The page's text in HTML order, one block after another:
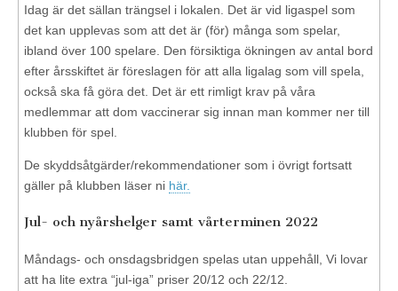
Idag är det sällan trängsel i lokalen. Det är vid ligaspel som
det kan upplevas som att det är (för) många som spelar,
ibland över 100 spelare. Den försiktiga ökningen av antal bord
efter årsskiftet är föreslagen för att alla ligalag som vill spela,
också ska få göra det. Det är ett rimligt krav på våra
medlemmar att dom vaccinerar sig innan man kommer ner till
klubben för spel.
De skyddsåtgärder/rekommendationer som i övrigt fortsatt
gäller på klubben läser ni här.
Jul- och nyårshelger samt vårterminen 2022
Måndags- och onsdagsbridgen spelas utan uppehåll, Vi lovar
att ha lite extra “jul-iga” priser 20/12 och 22/12.